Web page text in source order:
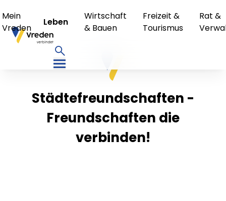
Mein
Vreden
Leben
Wirtschaft
& Bauen
Freizeit &
Tourismus
Rat &
Städtefreundschaften -
Freundschaften die
verbinden!